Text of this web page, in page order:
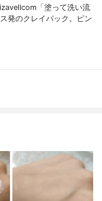
「塗って洗い流
発のクレイパック。ピン